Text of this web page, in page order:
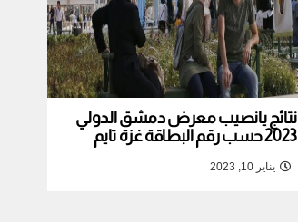
نتائج يانصيب معرض دمشق الدولي
2023 حسب رقم البطاقة غزة تايم
يناير 10, 2023